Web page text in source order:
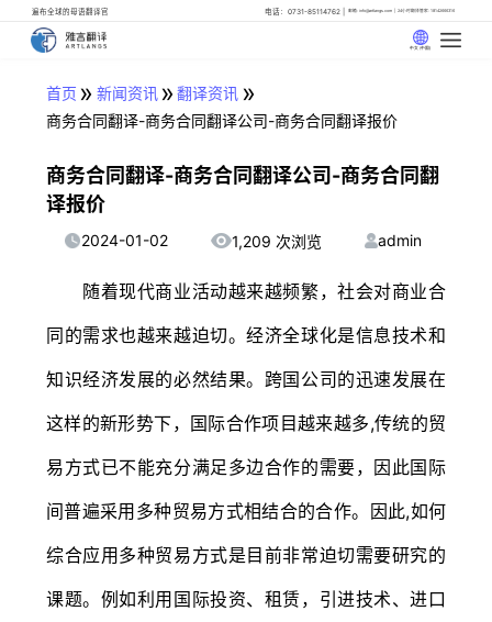
遍布全球的母语翻译官 电话：0731-85114762 邮箱: info@artlangs.com 24小时翻译管家: 18142666316
中文 (中国)
首页 » 新闻资讯» 翻译资讯 »
商务合同翻译-商务合同翻译公司-商务合同翻译报价
商务合同翻译-商务合同翻译公司-商务合同翻
译报价
2024-01-02 1,209 次浏览 admin
随着现代商业活动越来越频繁，社会对商业合
同的需求也越来越迫切。经济全球化是信息技术和
知识经济发展的必然结果。跨国公司的迅速发展在
这样的新形势下，国际合作项目越来越多,传统的贸
易方式已不能充分满足多边合作的需要，因此国际
间普遍采用多种贸易方式相结合的合作。因此,如何
综合应用多种贸易方式是目前非常迫切需要研究的
课题。例如利用国际投资、租赁，引进技术、进口